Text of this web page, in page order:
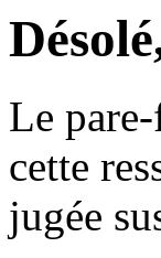
Le
cette
jugée